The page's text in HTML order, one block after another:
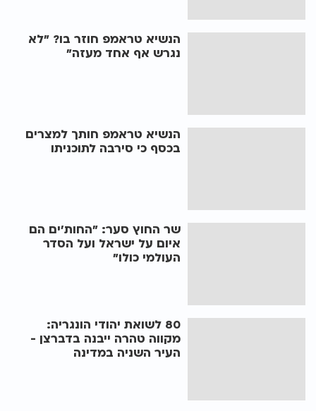
הנשיא טראמפ חוזר בו? "לא
נגרש אף אחד מעזה"
הנשיא טראמפ חותך למצרים
בכסף כי סירבה לתוכניתו
שר החוץ סער: "החות'ים הם
איום על ישראל ועל הסדר
העולמי כולו"
80 לשואת יהודי הונגריה:
מקווה טהרה ייבנה בדברצן -
העיר השניה במדינה